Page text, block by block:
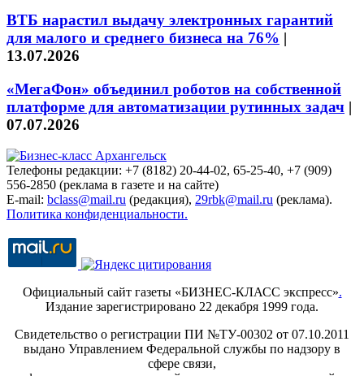
ВТБ нарастил выдачу электронных гарантий
для малого и среднего бизнеса на 76% |
13.07.2026
«МегаФон» объединил роботов на собственной
платформе для автоматизации рутинных задач |
07.07.2026
Телефоны редакции: +7 (8182) 20-44-02, 65-25-40, +7 (909)
556-2850 (реклама в газете и на сайте)
E-mail: bclass@mail.ru (редакция), 29rbk@mail.ru (реклама).
Политика конфиденциальности.
Официальный сайт газеты «БИЗНЕС-КЛАСС экспресс».
Издание зарегистрировано 22 декабря 1999 года.
Свидетельство о регистрации ПИ №ТУ-00302 от 07.10.2011
выдано Управлением Федеральной службы по надзору в
сфере связи,